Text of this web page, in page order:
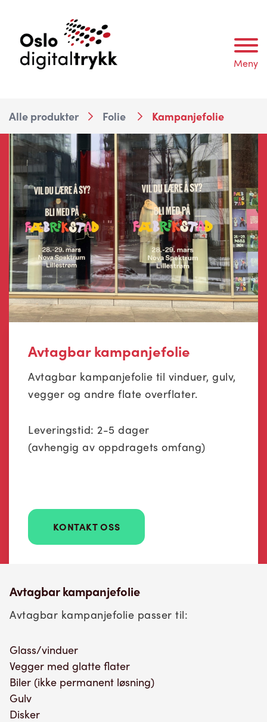
Meny
Alle produkter Folie Kampanjefolie
Avtagbar kampanjefolie
Avtagbar kampanjefolie til vinduer, gulv,
vegger og andre flate overflater.
Leveringstid: 2-5 dager
(avhengig av oppdragets omfang)
KONTAKT OSS
Avtagbar kampanjefolie
Avtagbar kampanjefolie passer til:
Glass/vinduer
Vegger med glatte flater
Biler (ikke permanent løsning)
Gulv
Disker